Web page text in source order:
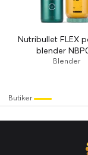
Nutribullet FLEX
blender
Blender
Butiker